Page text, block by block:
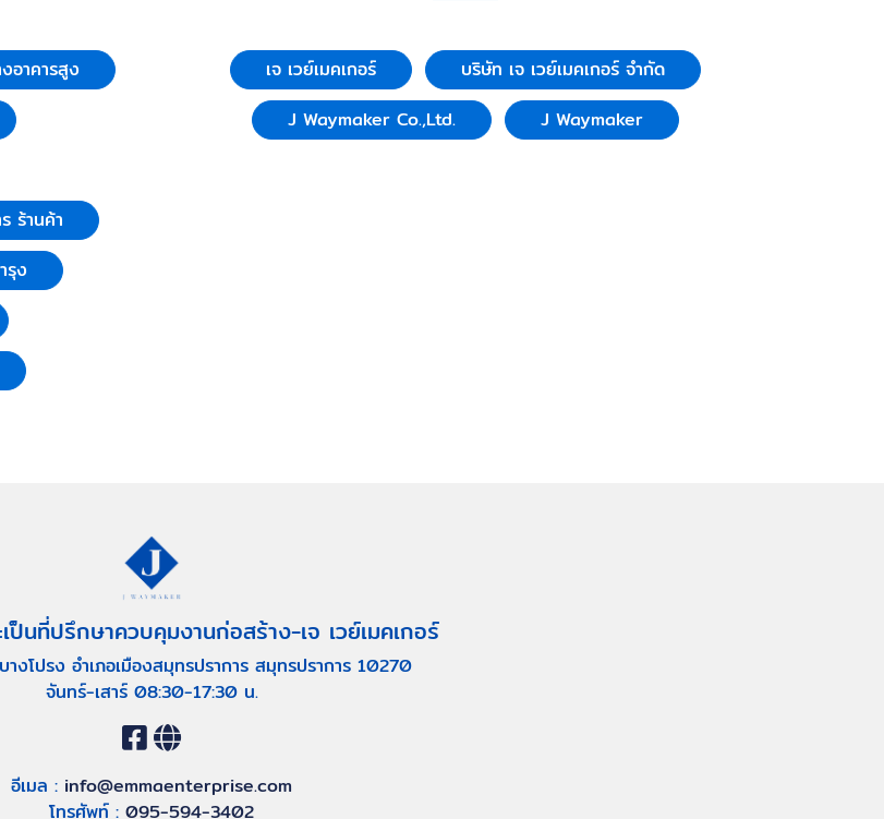
อาคารสูง
ร้านค้า
รุง
เจ เวย์เมคเกอร์
บริษัท เจ เวย์เมคเกอร์ จำกัด
J Waymaker Co.,Ltd.
J Waymaker
ป็นที่ปรึกษาควบคุมงานก่อสร้าง-เจ เวย์เมคเกอร์
งโปรง อำเภอเมืองสมุทรปราการ สมุทรปราการ 10270
จันทร์-เสาร์ 08:30-17:30 น.
อีเมล : info@emmaenterprise.com
โทรศัพท์ : 095-594-3402